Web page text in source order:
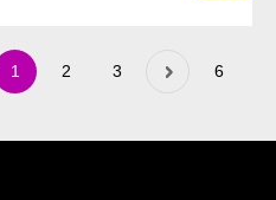
1 2 3 »Next 6